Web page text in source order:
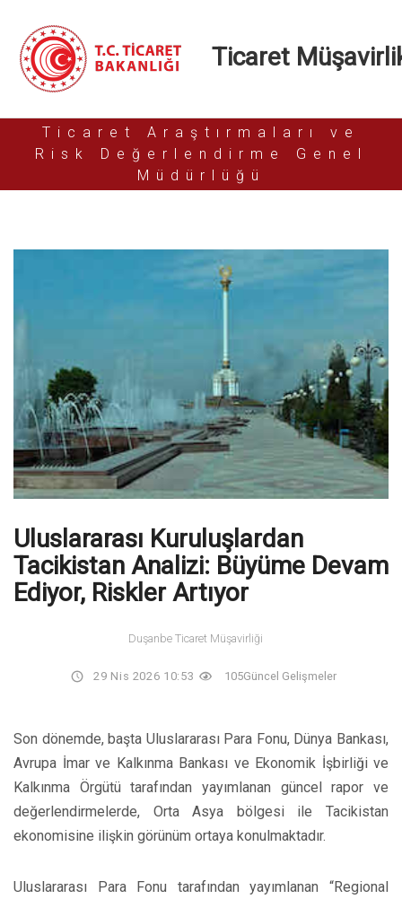
Ticaret
Ticaret Araştırmaları ve
Risk Değerlendirme Genel
Müdürlüğü
Uluslararası Kuruluşlardan
Tacikistan Analizi: Büyüme Devam
Ediyor, Riskler Artıyor
Duşanbe Ticaret Müşavirliği
29 Nis 2026 10:53 105Güncel Gelişmeler
Son dönemde, başta Uluslararası Para Fonu, Dünya Bankası,
Avrupa İmar ve Kalkınma Bankası ve Ekonomik İşbirliği ve
Kalkınma Örgütü tarafından yayımlanan güncel rapor ve
değerlendirmelerde, Orta Asya bölgesi ile Tacikistan
ekonomisine ilişkin görünüm ortaya konulmaktadır.
Uluslararası Para Fonu tarafından yayımlanan “Regional